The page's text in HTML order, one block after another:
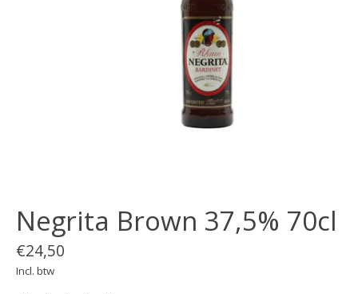
Negrita Brown 37,5% 70cl
€24,50
Incl. btw